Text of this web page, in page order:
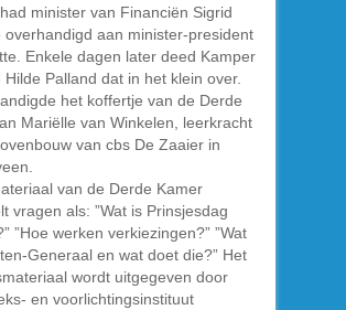
minister van Financiën Sigrid
overhandigd aan minister-president
Enkele dagen later deed Kamper
Hilde Palland dat in het klein over.
het koffertje van de Derde
Mariëlle van Winkelen, leerkracht
van cbs De Zaaier in
van de Derde Kamer
vragen als: ”Wat is Prinsjesdag
”Hoe werken verkiezingen?” ”Wat
Generaal en wat doet die?” Het
wordt uitgegeven door
en voorlichtingsinstituut